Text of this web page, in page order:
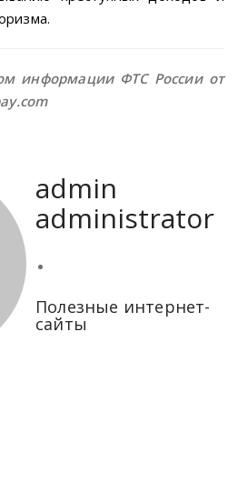
информации ФТС России от
admin
administrator
Полезные интернет-
сайты